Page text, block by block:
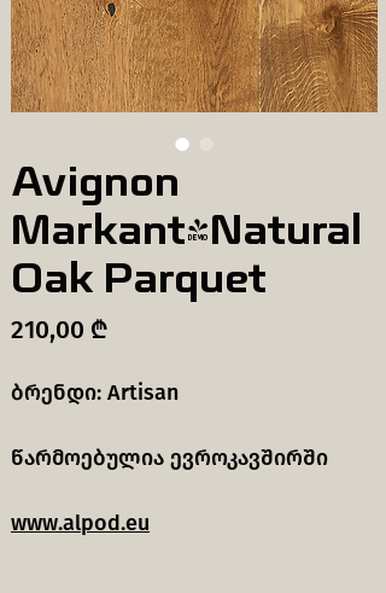
Avignon
Markant-Natural
Oak Parquet
210,00 ₾Price
ბრენდი: Artisan
წარმოებულია ევროკავშირში
www.alpod.eu